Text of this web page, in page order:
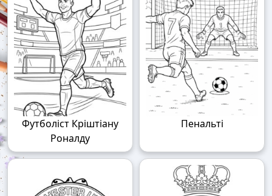
Футболіст Кріштіану
Роналду
Пенальті